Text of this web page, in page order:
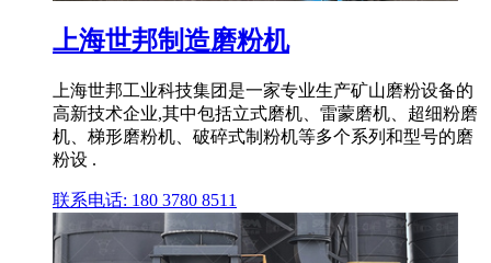
上海世邦制造磨粉机
上海世邦工业科技集团是一家专业生产矿山磨粉设备的
高新技术企业,其中包括立式磨机、雷蒙磨机、超细粉磨
机、梯形磨粉机、破碎式制粉机等多个系列和型号的磨
粉设 .
联系电话: 180 3780 8511